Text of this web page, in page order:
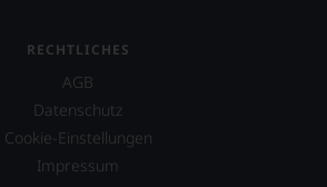
RECHTLICHES
AGB
Datenschutz
Cookie-Einstellungen
Impressum